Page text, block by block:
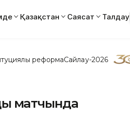
Қазақстан Саясат Талдау
реформаСайлау-2026
матчында